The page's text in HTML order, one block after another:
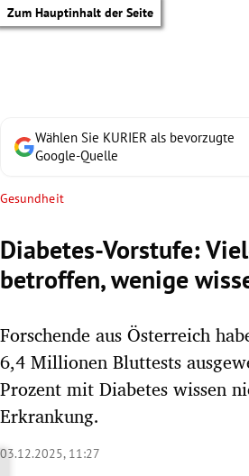
Zum Hauptinhalt der Seite
Untermenü
Untermenü
Untermenü
Wählen Sie KURIER als bevorzugte
Google-Quelle
Gesundheit
Diabetes-Vorstufe:
betroffen, wenige
Forschende aus Österreich
6,4 Millionen Bluttests
Prozent mit Diabetes wissen
Erkrankung.
03.12.2025, 11:27